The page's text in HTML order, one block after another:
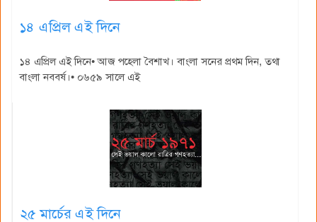
১৪ এপ্রিল এই দিনে
১৪ এপ্রিল এই দিনে• আজ পহেলা বৈশাখ। বাংলা সনের প্রথম দিন, তথা
বাংলা নববর্ষ।• ০৬৫৯ সালে এই
২৫ মার্চের এই দিনে